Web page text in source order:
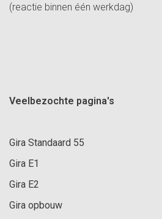
(reactie binnen één werkdag)
Veelbezochte pagina's
Gira Standaard 55
Gira E1
Gira E2
Gira opbouw